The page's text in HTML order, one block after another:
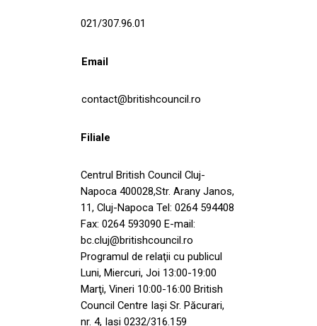
021/307.96.01
Email
contact@britishcouncil.ro
Filiale
Centrul British Council Cluj-
Napoca 400028,Str. Arany Janos,
11, Cluj-Napoca Tel: 0264 594408
Fax: 0264 593090 E-mail:
bc.cluj@britishcouncil.ro
Programul de relaţii cu publicul
Luni, Miercuri, Joi 13:00-19:00
Marţi, Vineri 10:00-16:00 British
Council Centre Iaşi Sr. Păcurari,
nr. 4, Iaşi 0232/316.159